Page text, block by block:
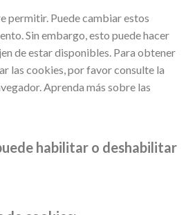
permitir. Puede cambiar estos
Sin embargo, esto puede hacer
de estar disponibles. Para obtener
las cookies, por favor consulte la
Aprenda más sobre las
habilitar o deshabilitar